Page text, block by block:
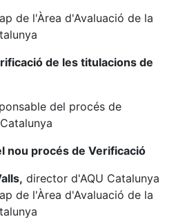
de l'Àrea d'Avaluació de la
de les titulacions de
del procés de
nou procés de Verificació
director d'AQU Catalunya
de l'Àrea d'Avaluació de la